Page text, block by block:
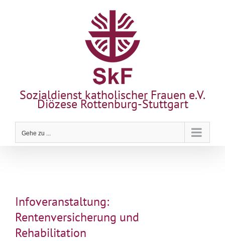
Sozialdienst katholischer Frauen e.V.
Diözese Rottenburg-Stuttgart
Gehe zu ...
Infoveranstaltung:
Rentenversicherung und
Rehabilitation